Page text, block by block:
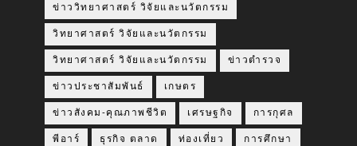
ข่าววิทยาศาสตร์ วิจัยและนวัตกรรม
วิทยาศาสตร์ วิจัยและนวัตกรรม
วิทยาศาสตร์ วิจัยและนวัตกรรม ข่าวตำรวจ
ข่าวประชาสัมพันธ์ เกษตร
ข่าวสังคม-คุณภาพชีวิต เศรษฐกิจ การกุศล
พีอาร์ ธุรกิจ ตลาด ท่องเที่ยว การศึกษา